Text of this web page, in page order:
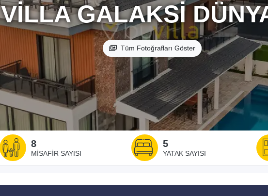
VILLA GALAKSI
Tüm Fotoğrafları Göster
8
MISAFIR SAYISI
5
YATAK SAYISI